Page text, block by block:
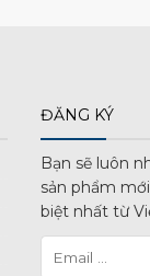
ĐĂNG KÝ
Bạn sẽ luôn
sản phẩm
biệt nhất từ